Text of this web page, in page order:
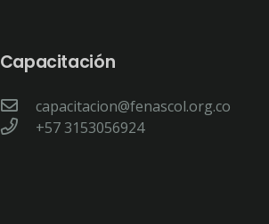
Capacitación
capacitacion@fenascol.org.co
+57 3153056924